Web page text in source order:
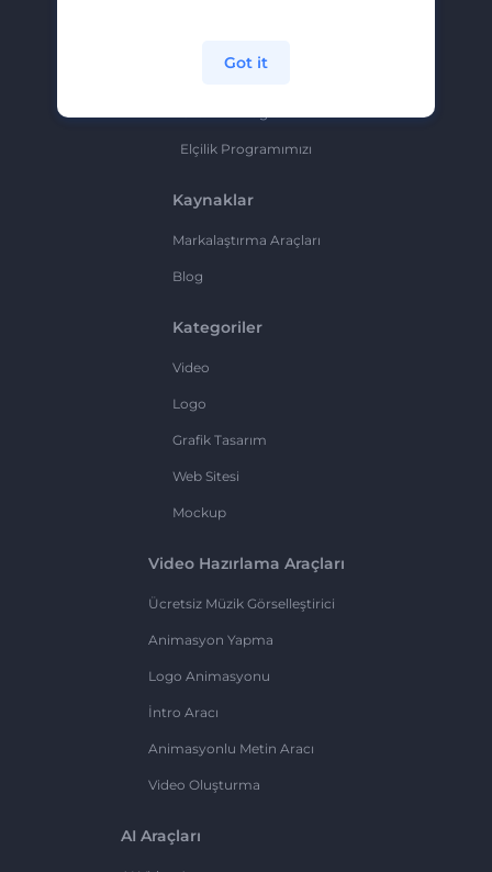
Elçilik Programımızı
Kaynaklar
Markalaştırma Araçları
Blog
Kategoriler
Video
Logo
Grafik Tasarım
Web Sitesi
Mockup
Video Hazırlama Araçları
Ücretsiz Müzik Görselleştirici
Animasyon Yapma
Logo Animasyonu
İntro Aracı
Animasyonlu Metin Aracı
Video Oluşturma
AI Araçları
Got it